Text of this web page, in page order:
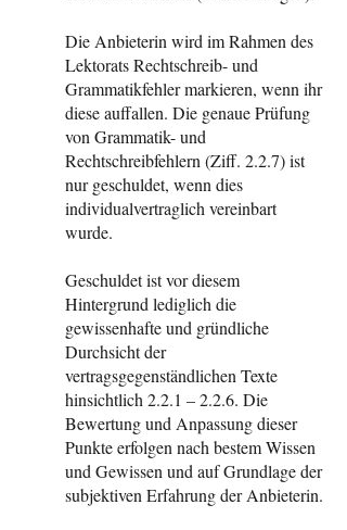
Die Anbieterin wird im Rahmen des
Lektorats Rechtschreib- und
Grammatikfehler markieren, wenn ihr
diese auffallen. Die genaue Prüfung
von Grammatik- und
Rechtschreibfehlern (Ziff. 2.2.7) ist
nur geschuldet, wenn dies
individualvertraglich vereinbart
wurde.
Geschuldet ist vor diesem
Hintergrund lediglich die
gewissenhafte und gründliche
Durchsicht der
vertragsgegenständlichen Texte
hinsichtlich 2.2.1 – 2.2.6. Die
Bewertung und Anpassung dieser
Punkte erfolgen nach bestem Wissen
und Gewissen und auf Grundlage der
subjektiven Erfahrung der Anbieterin.